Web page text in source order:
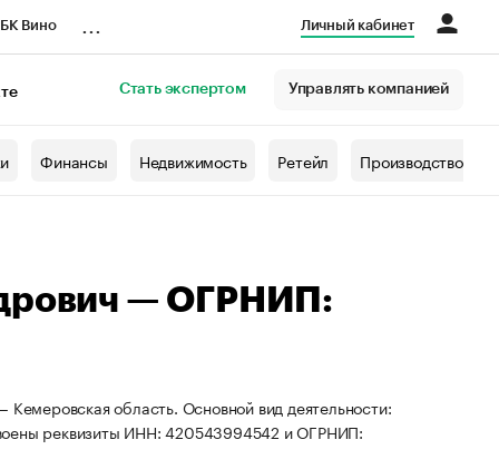
Вино Личный кабинет
Стать экспертом Управлять компанией
Финансы Недвижимость Ретейл Производство
— ОГРНИП:
область. Основной вид деятельности:
реквизиты ИНН: 420543994542 и ОГРНИП: